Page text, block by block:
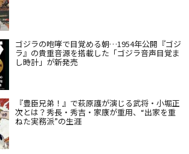
ゴジラの咆哮で目覚める朝…1954年公開『ゴジ
ラ』の貴重音源を搭載した「ゴジラ音声目覚ま
し時計」が新発売
『豊臣兄弟！』で萩原護が演じる武将・小堀正
次とは？秀長・秀吉・家康が重用、“出家を重
ねた実務派”の生涯